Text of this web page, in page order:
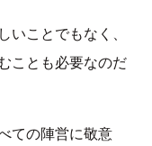
いことでもなく、
ことも必要なのだ
ての陣営に敬意